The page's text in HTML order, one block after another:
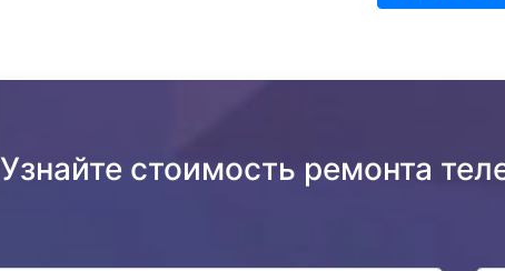
Узнайте стоимость ремонта